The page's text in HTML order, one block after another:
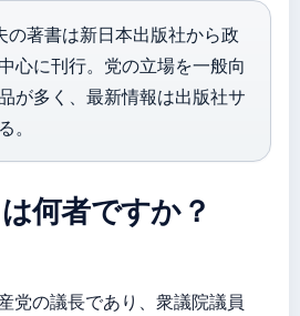
の著書は新日本出版社から政
心に刊行。党の立場を一般向
が多く、最新情報は出版社サ
。
何者ですか？
党の議長であり、衆議院議員